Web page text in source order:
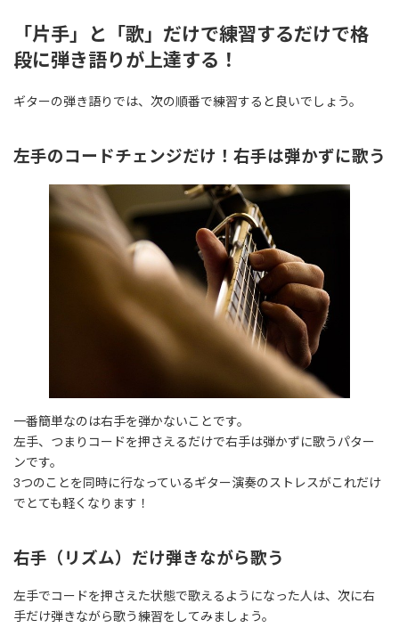
「片手」と「歌」だけで練習するだけで格
段に弾き語りが上達する！
ギターの弾き語りでは、次の順番で練習すると良いでしょう。
左手のコードチェンジだけ！右手は弾かずに歌う
一番簡単なのは右手を弾かないことです。
左手、つまりコードを押さえるだけで右手は弾かずに歌うパター
ンです。
3つのことを同時に行なっているギター演奏のストレスがこれだけ
でとても軽くなります！
右手（リズム）だけ弾きながら歌う
左手でコードを押さえた状態で歌えるようになった人は、次に右
手だけ弾きながら歌う練習をしてみましょう。